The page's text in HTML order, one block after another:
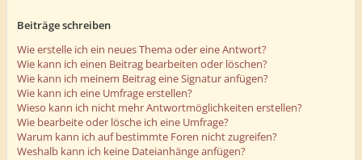
Beiträge schreiben
Wie erstelle ich ein neues Thema oder eine Antwort?
Wie kann ich einen Beitrag bearbeiten oder löschen?
Wie kann ich meinem Beitrag eine Signatur anfügen?
Wie kann ich eine Umfrage erstellen?
Wieso kann ich nicht mehr Antwortmöglichkeiten erstellen?
Wie bearbeite oder lösche ich eine Umfrage?
Warum kann ich auf bestimmte Foren nicht zugreifen?
Weshalb kann ich keine Dateianhänge anfügen?